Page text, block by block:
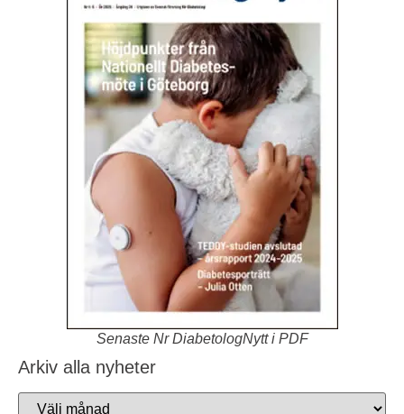
Senaste Nr DiabetologNytt i PDF
Arkiv alla nyheter